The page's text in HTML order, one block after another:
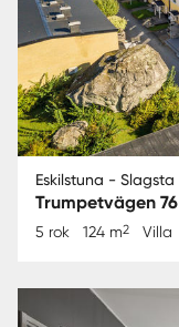
Eskilstuna - Slagsta
Trumpetvägen 76
5 rok 124 m2 Villa